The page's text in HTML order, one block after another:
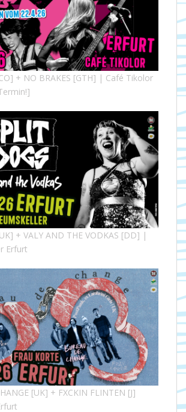
+ NO BRAKES [GTH] | Café Tikolor
+ VALY AND THE VODKAS [DD] |
Erfurt
[UK] + FXCKIN FLINTEN [J]